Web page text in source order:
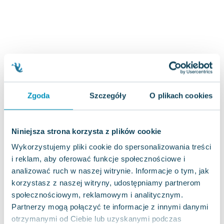
Zgoda Szczegóły O plikach cookies
Niniejsza strona korzysta z plików cookie
Wykorzystujemy pliki cookie do spersonalizowania treści
i reklam, aby oferować funkcje społecznościowe i
analizować ruch w naszej witrynie. Informacje o tym, jak
korzystasz z naszej witryny, udostępniamy partnerom
społecznościowym, reklamowym i analitycznym.
Partnerzy mogą połączyć te informacje z innymi danymi
otrzymanymi od Ciebie lub uzyskanymi podczas
Maddie Ziegler
Leszek Czarnecki
Joanna Racewicz
Maria Seweryn
Eric Helms
Anna Prus (oprac.)
Nela Mała Reporterka
Agnieszka Maciąg
Barbara Wrzesińska
Virginia Woolf